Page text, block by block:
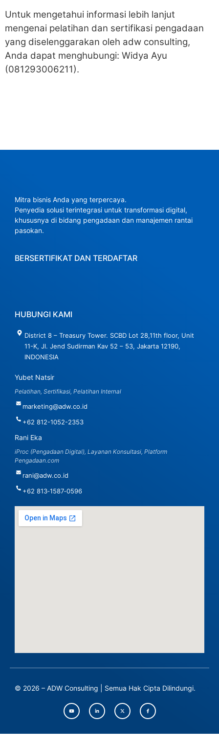
Untuk mengetahui informasi lebih lanjut
mengenai pelatihan dan sertifikasi pengadaan
yang diselenggarakan oleh adw consulting,
Anda dapat menghubungi: Widya Ayu
(081293006211).
Mitra bisnis Anda yang terpercaya.
Penyedia solusi terintegrasi untuk transformasi digital,
khususnya di bidang pengadaan dan manajemen rantai
pasokan.
BERSERTIFIKAT DAN TERDAFTAR
HUBUNGI KAMI
District 8 – Treasury Tower. SCBD Lot 28,11th floor, Unit
11-K, Jl. Jend Sudirman Kav 52 – 53, Jakarta 12190,
INDONESIA
Yubet Natsir
Pelatihan, Sertifikasi, Pelatihan Internal
marketing@adw.co.id
+62 812-1052-2353
Rani Eka
iProc (Pengadaan Digital), Layanan Konsultasi, Platform
Pengadaan.com
rani@adw.co.id
‪+62 813‑1587‑0596‬
© 2026 – ADW Consulting | Semua Hak Cipta Dilindungi.